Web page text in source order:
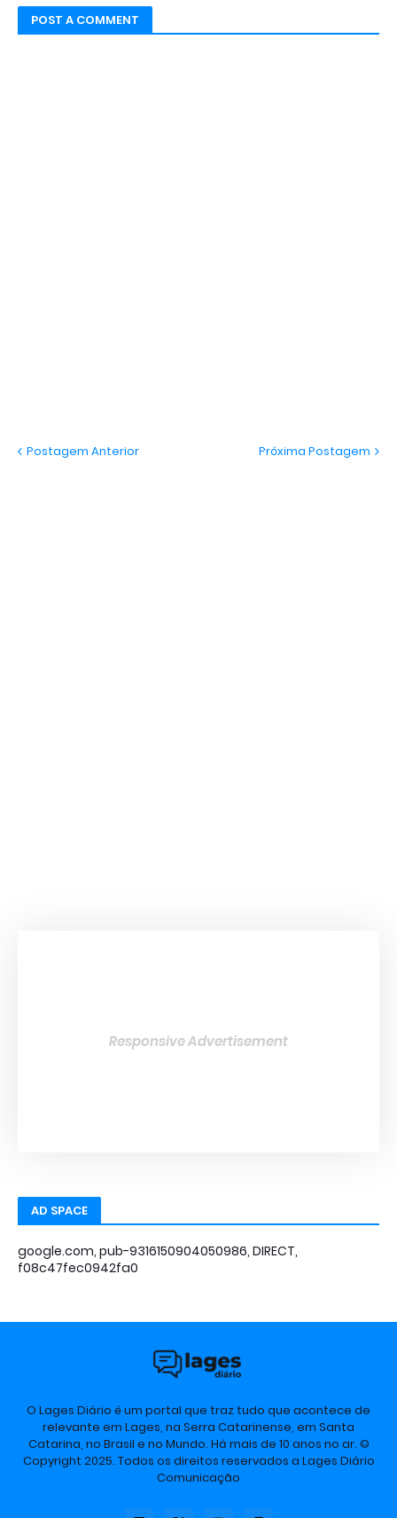
POST A COMMENT
Postagem Anterior Próxima Postagem
Responsive Advertisement
AD SPACE
google.com, pub-9316150904050986, DIRECT,
f08c47fec0942fa0
O Lages Diário é um portal que traz tudo que acontece de
relevante em Lages, na Serra Catarinense, em Santa
Catarina, no Brasil e no Mundo. Há mais de 10 anos no ar. ©
Copyright 2025. Todos os direitos reservados a Lages Diário
Comunicação